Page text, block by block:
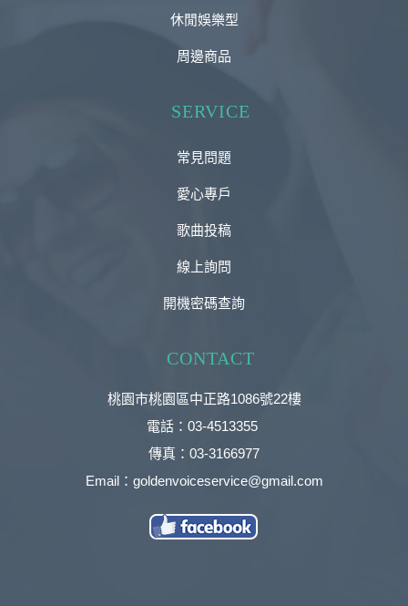
休閒娛樂型
周邊商品
SERVICE
常見問題
愛心專戶
歌曲投稿
線上詢問
開機密碼查詢
CONTACT
桃園市桃園區中正路1086號22樓
電話：03-4513355
傳真：03-3166977
Email：goldenvoiceservice@gmail.com